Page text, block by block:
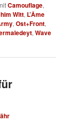
Camouflage,
Witt, L’Âme
,Ost+Front,
,Wave